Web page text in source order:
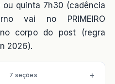
ou quinta 7h30 (cadência
vai no PRIMEIRO
no corpo do post (regra
2026).
7 seções